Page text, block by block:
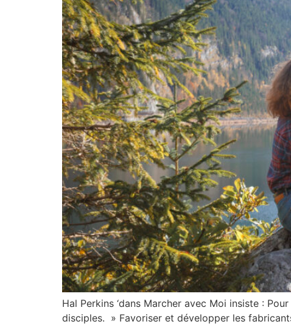
Hal Perkins ‘dans Marcher avec Moi insiste :
disciples. » Favoriser et développer les